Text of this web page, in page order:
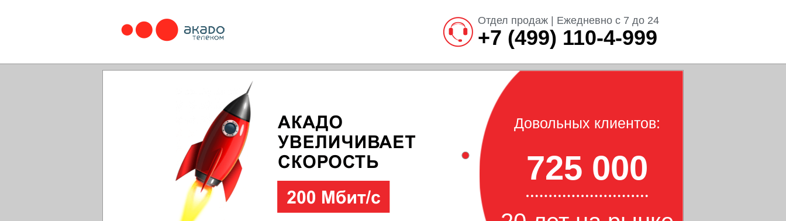
Отдел продаж | Ежедневно с 7 до 24
+7 (499) 110-4-999
Довольных клиентов:
725 000